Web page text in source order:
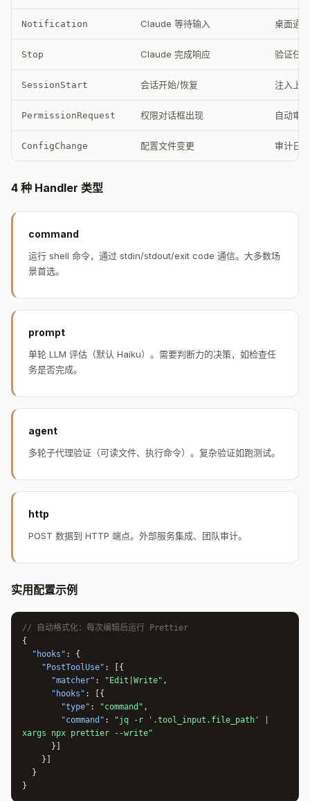
Notification Claude 等待输入 桌面通知
Stop Claude 完成响应 验证任
SessionStart 会话开始/恢复 注入上
PermissionRequest 权限对话框出现 自动审
ConfigChange 配置文件变更 审计日志
4 种 Handler 类型
command
运行 shell 命令，通过 stdin/stdout/exit code 通信。大多数场
景首选。
prompt
单轮 LLM 评估（默认 Haiku）。需要判断力的决策，如检查任
务是否完成。
agent
多轮子代理验证（可读文件、执行命令）。复杂验证如跑测试。
http
POST 数据到 HTTP 端点。外部服务集成、团队审计。
实用配置示例
// 自动格式化：每次编辑后运行 Prettier
{
"hooks" : {
"PostToolUse" : [{
"matcher" : "Edit|Write" ,
"hooks" : [{
"type" : "command" ,
"command" :
"jq -r '.tool_input.file_path' |
xargs npx prettier --write"
}]
}]
}
}